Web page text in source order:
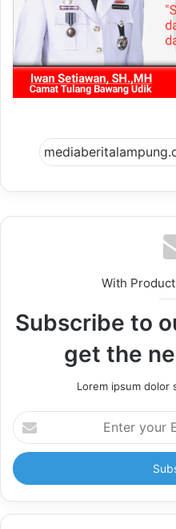
With
Subscribe to
get the
Lorem ipsum dolor
Enter
your
Email
address